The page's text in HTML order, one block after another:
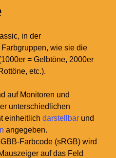
in der
wie sie die
= Gelbtöne, 2000er
etc.).
auf Monitoren und
unterschiedlichen
einheitlich darstellbar und
angegeben.
Farbcode (sRGB) wird
auf das Feld